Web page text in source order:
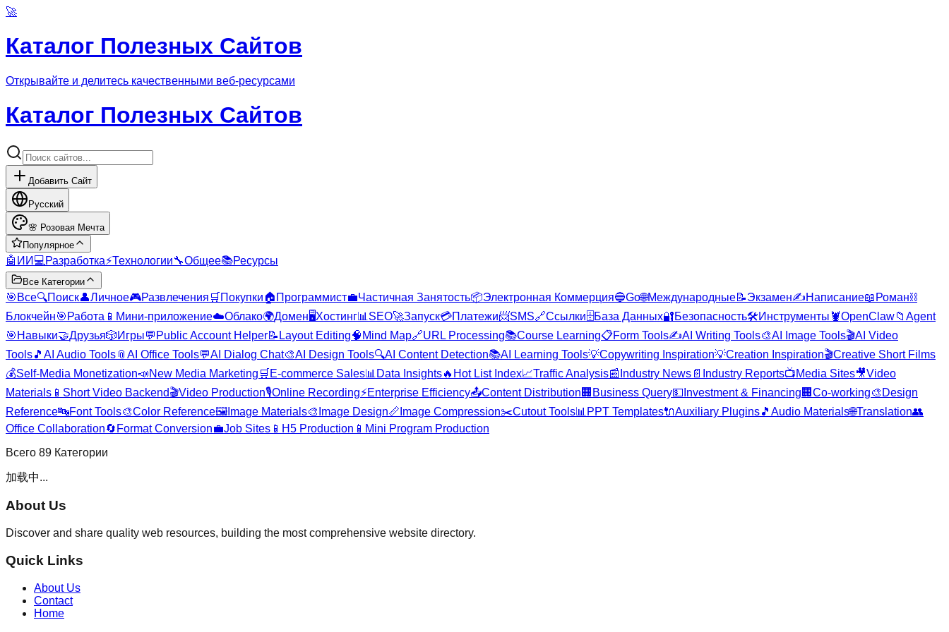
🚀
Каталог Полезных Сайтов
Открывайте и делитесь качественными веб-ресурсами
Каталог Полезных Сайтов
Добавить Сайт
Русский
🌸 Розовая Мечта
Популярное
🤖 ИИ 💻 Разработка⚡Технологии🔧Общее📚Ресурсы
Все Категории
🎯 Все🔍Поиск👤Личное🎮Развлечения 🛒 Покупки🏠 Программист💼Частичная Занятость📦Электронная Коммерция🔵Go🌐Международные📝Экзамен✍️Написание📖 Роман⛓️
Блокчейн🎯 Работа 📱 Мини-приложение☁️Облако🌍Домен🖥️Хостинг📊 SEO🚀Запуск💳Платежи📨SMS🔗Ссылки🗄️База Данных🔐Безопасность🛠️Инструменты 🦞OpenClaw📁 Agent
🎯 Навыки🤝Друзья🎲Игры💬 Public Account Helper📝 Layout Editing🧠 Mind Map🔗URL Processing📚Course Learning📋Form Tools✍️AI Writing Tools🎨AI Image Tools🎬AI Video
Tools🎵 AI Audio Tools 📎 AI Office Tools💬AI Dialog Chat🎨AI Design Tools🔍AI Content Detection📚AI Learning Tools💡Copywriting Inspiration💡Creation Inspiration🎬Creative Short Films
💰Self-Media Monetization📣New Media Marketing 🛒 E-commerce Sales📊 Data Insights🔥 Hot List Index📈Traffic Analysis📰 Industry News 📄 Industry Reports📺Media Sites🎥Video
Materials 📱 Short Video Backend🎬Video Production🎙️Online Recording⚡Enterprise Efficiency📤Content Distribution 🏢 Business Query💵 Investment & Financing 🏢 Co-working🎨 Design
Reference🔤Font Tools🎨Color Reference🖼️ Image Materials🎨 Image Design📏 Image Compression✂️Cutout Tools📊 PPT Templates🔌Auxiliary Plugins🎵 Audio Materials🌐Translation👥
Office Collaboration🔄 Format Conversion💼Job Sites 📱 H5 Production 📱 Mini Program Production
Всего 89 Категории
加载中...
About Us
Discover and share quality web resources, building the most comprehensive website directory.
Quick Links
About Us
Contact
Home